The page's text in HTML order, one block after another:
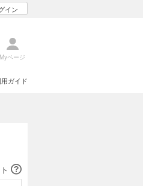
イン
Myページ
用ガイド